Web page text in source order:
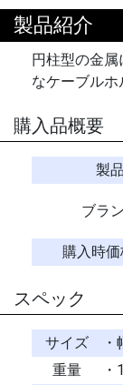
製品紹介
円柱型の金
なケーブルホ
購入品概要
製
ブラ
購入時
スペック
サイズ
重量